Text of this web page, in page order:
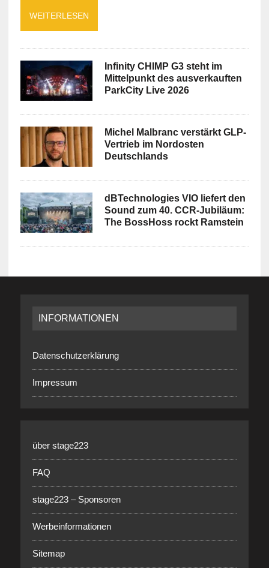
WEITERLESEN
Infinity CHIMP G3 steht im
Mittelpunkt des ausverkauften
ParkCity Live 2026
Michel Malbranc verstärkt GLP-
Vertrieb im Nordosten
Deutschlands
dBTechnologies VIO liefert den
Sound zum 40. CCR-Jubiläum:
The BossHoss rockt Ramstein
INFORMATIONEN
Datenschutzerklärung
Impressum
über stage223
FAQ
stage223 – Sponsoren
Werbeinformationen
Sitemap